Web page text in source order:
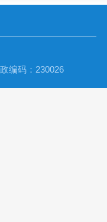
编码：230026